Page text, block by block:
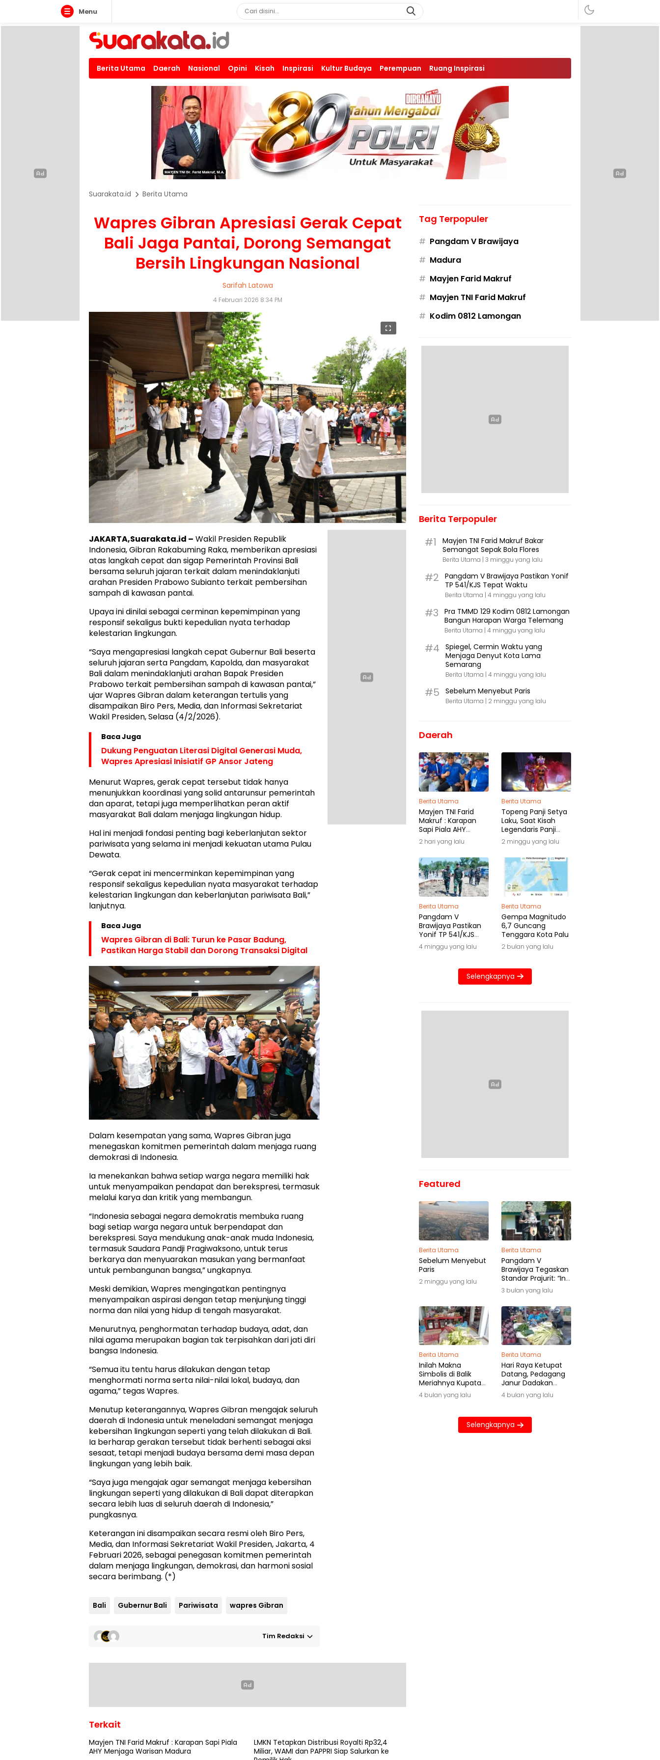
Menu
Berita Utama Daerah Nasional Opini Kisah Inspirasi Kultur Budaya Perempuan Ruang Inspirasi
Suarakata.id Berita Utama
Wapres Gibran Apresiasi Gerak Cepat
Bali Jaga Pantai, Dorong Semangat
Bersih Lingkungan Nasional
Sarifah Latowa
4 Februari 2026 8:34 PM
JAKARTA,Suarakata.id – Wakil Presiden Republik
Indonesia, Gibran Rakabuming Raka, memberikan apresiasi
atas langkah cepat dan sigap Pemerintah Provinsi Bali
bersama seluruh jajaran terkait dalam menindaklanjuti
arahan Presiden Prabowo Subianto terkait pembersihan
sampah di kawasan pantai.
Upaya ini dinilai sebagai cerminan kepemimpinan yang
responsif sekaligus bukti kepedulian nyata terhadap
kelestarian lingkungan.
“Saya mengapresiasi langkah cepat Gubernur Bali beserta
seluruh jajaran serta Pangdam, Kapolda, dan masyarakat
Bali dalam menindaklanjuti arahan Bapak Presiden
Prabowo terkait pembersihan sampah di kawasan pantai,”
ujar Wapres Gibran dalam keterangan tertulis yang
disampaikan Biro Pers, Media, dan Informasi Sekretariat
Wakil Presiden, Selasa (4/2/2026).
Baca Juga
Dukung Penguatan Literasi Digital Generasi Muda,
Wapres Apresiasi Inisiatif GP Ansor Jateng
Menurut Wapres, gerak cepat tersebut tidak hanya
menunjukkan koordinasi yang solid antarunsur pemerintah
dan aparat, tetapi juga memperlihatkan peran aktif
masyarakat Bali dalam menjaga lingkungan hidup.
Hal ini menjadi fondasi penting bagi keberlanjutan sektor
pariwisata yang selama ini menjadi kekuatan utama Pulau
Dewata.
“Gerak cepat ini mencerminkan kepemimpinan yang
responsif sekaligus kepedulian nyata masyarakat terhadap
kelestarian lingkungan dan keberlanjutan pariwisata Bali,”
lanjutnya.
Baca Juga
Wapres Gibran di Bali: Turun ke Pasar Badung,
Pastikan Harga Stabil dan Dorong Transaksi Digital
Dalam kesempatan yang sama, Wapres Gibran juga
menegaskan komitmen pemerintah dalam menjaga ruang
demokrasi di Indonesia.
Ia menekankan bahwa setiap warga negara memiliki hak
untuk menyampaikan pendapat dan berekspresi, termasuk
melalui karya dan kritik yang membangun.
“Indonesia sebagai negara demokratis membuka ruang
bagi setiap warga negara untuk berpendapat dan
berekspresi. Saya mendukung anak-anak muda Indonesia,
termasuk Saudara Pandji Pragiwaksono, untuk terus
berkarya dan menyuarakan masukan yang bermanfaat
untuk pembangunan bangsa,” ungkapnya.
Meski demikian, Wapres mengingatkan pentingnya
menyampaikan aspirasi dengan tetap menjunjung tinggi
norma dan nilai yang hidup di tengah masyarakat.
Menurutnya, penghormatan terhadap budaya, adat, dan
nilai agama merupakan bagian tak terpisahkan dari jati diri
bangsa Indonesia.
“Semua itu tentu harus dilakukan dengan tetap
menghormati norma serta nilai-nilai lokal, budaya, dan
agama,” tegas Wapres.
Menutup keterangannya, Wapres Gibran mengajak seluruh
daerah di Indonesia untuk meneladani semangat menjaga
kebersihan lingkungan seperti yang telah dilakukan di Bali.
Ia berharap gerakan tersebut tidak berhenti sebagai aksi
sesaat, tetapi menjadi budaya bersama demi masa depan
lingkungan yang lebih baik.
“Saya juga mengajak agar semangat menjaga kebersihan
lingkungan seperti yang dilakukan di Bali dapat diterapkan
secara lebih luas di seluruh daerah di Indonesia,”
pungkasnya.
Keterangan ini disampaikan secara resmi oleh Biro Pers,
Media, dan Informasi Sekretariat Wakil Presiden, Jakarta, 4
Februari 2026, sebagai penegasan komitmen pemerintah
dalam menjaga lingkungan, demokrasi, dan harmoni sosial
secara berimbang. (*)
Bali Gubernur Bali Pariwisata wapres Gibran
Tim Redaksi
Terkait
Mayjen TNI Farid Makruf : Karapan Sapi Piala
AHY Menjaga Warisan Madura
LMKN Tetapkan Distribusi Royalti Rp32,4
Miliar, WAMI dan PAPPRI Siap Salurkan ke
Tag Terpopuler
# Pangdam V Brawijaya
# Madura
# Mayjen Farid Makruf
# Mayjen TNI Farid Makruf
# Kodim 0812 Lamongan
Berita Terpopuler
#1
Mayjen TNI Farid Makruf Bakar
Semangat Sepak Bola Flores
Berita Utama | 3 minggu yang lalu
#2
Pangdam V Brawijaya Pastikan Yonif
TP 541/KJS Tepat Waktu
Berita Utama | 4 minggu yang lalu
#3
Pra TMMD 129 Kodim 0812 Lamongan
Bangun Harapan Warga Telemang
Berita Utama | 4 minggu yang lalu
#4
Spiegel, Cermin Waktu yang
Menjaga Denyut Kota Lama
Semarang
Berita Utama | 4 minggu yang lalu
#5 Sebelum Menyebut Paris
Berita Utama | 2 minggu yang lalu
Daerah
Berita Utama
Mayjen TNI Farid
Makruf : Karapan
Sapi Piala AHY
Menjaga Warisan
Madura
2 hari yang lalu
Berita Utama
Topeng Panji Setya
Laku, Saat Kisah
Legendaris Panji
Kembali Menyapa
Malang
2 minggu yang lalu
Berita Utama
Pangdam V
Brawijaya Pastikan
Yonif TP 541/KJS
Tepat Waktu
4 minggu yang lalu
Berita Utama
Gempa Magnitudo
6,7 Guncang
Tenggara Kota Palu
2 bulan yang lalu
Selengkapnya
Featured
Berita Utama
Sebelum Menyebut
Paris
2 minggu yang lalu
Berita Utama
Pangdam V
Brawijaya Tegaskan
Standar Prajurit: “Ini
Awal Pengabdian,
Bukan Akhir
Perjalanan”
3 bulan yang lalu
Berita Utama
Inilah Makna
Simbolis di Balik
Meriahnya Kupatan
di Jawa
4 bulan yang lalu
Berita Utama
Hari Raya Ketupat
Datang, Pedagang
Janur Dadakan
Raup Untung Besar
4 bulan yang lalu
Selengkapnya